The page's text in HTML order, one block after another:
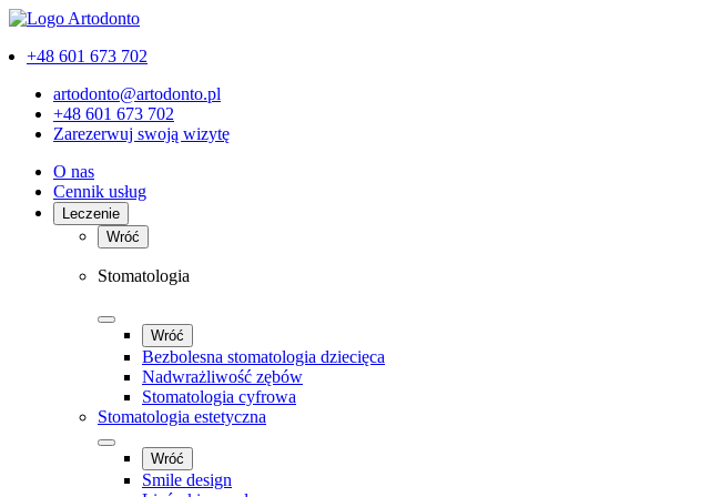
+48 601 673 702
artodonto@artodonto.pl
+48 601 673 702
Zarezerwuj swoją wizytę
O nas
Cennik usług
Leczenie
Wróć
Stomatologia
Wróć
Bezbolesna stomatologia dziecięca
Nadwrażliwość zębów
Stomatologia cyfrowa
Stomatologia estetyczna
Wróć
Smile design